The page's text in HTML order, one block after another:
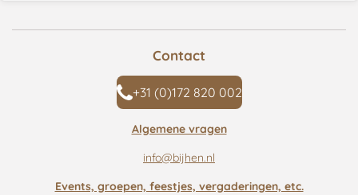
Contact
+31 (0)172 820 002
Algemene vragen
info@bijhen.nl
Events, groepen, feestjes, vergaderingen, etc.